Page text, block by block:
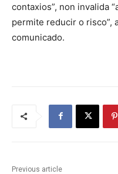
contaxios”, non invalida
permite reducir o risco”,
comunicado.
Previous article